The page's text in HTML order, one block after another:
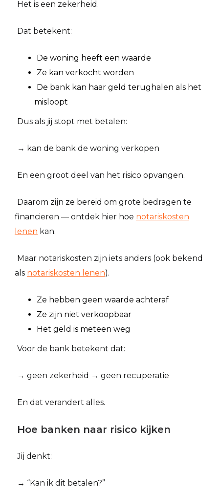
Het is een zekerheid.
Dat betekent:
De woning heeft een waarde
Ze kan verkocht worden
De bank kan haar geld terughalen als het
misloopt
Dus als jij stopt met betalen:
→ kan de bank de woning verkopen
En een groot deel van het risico opvangen.
Daarom zijn ze bereid om grote bedragen te
financieren — ontdek hier hoe notariskosten
lenen kan.
Maar notariskosten zijn iets anders (ook bekend
als notariskosten lenen).
Ze hebben geen waarde achteraf
Ze zijn niet verkoopbaar
Het geld is meteen weg
Voor de bank betekent dat:
→ geen zekerheid → geen recuperatie
En dat verandert alles.
Hoe banken naar risico kijken
Jij denkt:
→ “Kan ik dit betalen?”